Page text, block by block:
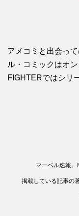
アメコミと出会っ
ル・コミックはオ
FIGHTERではシリ
マーベル速報
掲載している記事の